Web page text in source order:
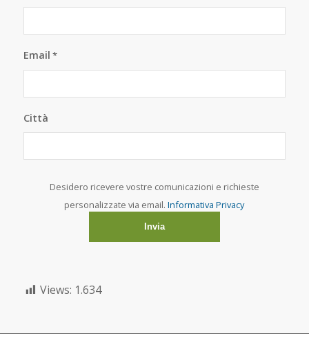
Email *
Città
Desidero ricevere vostre comunicazioni e richieste
personalizzate via email.Informativa Privacy
Views: 1.634